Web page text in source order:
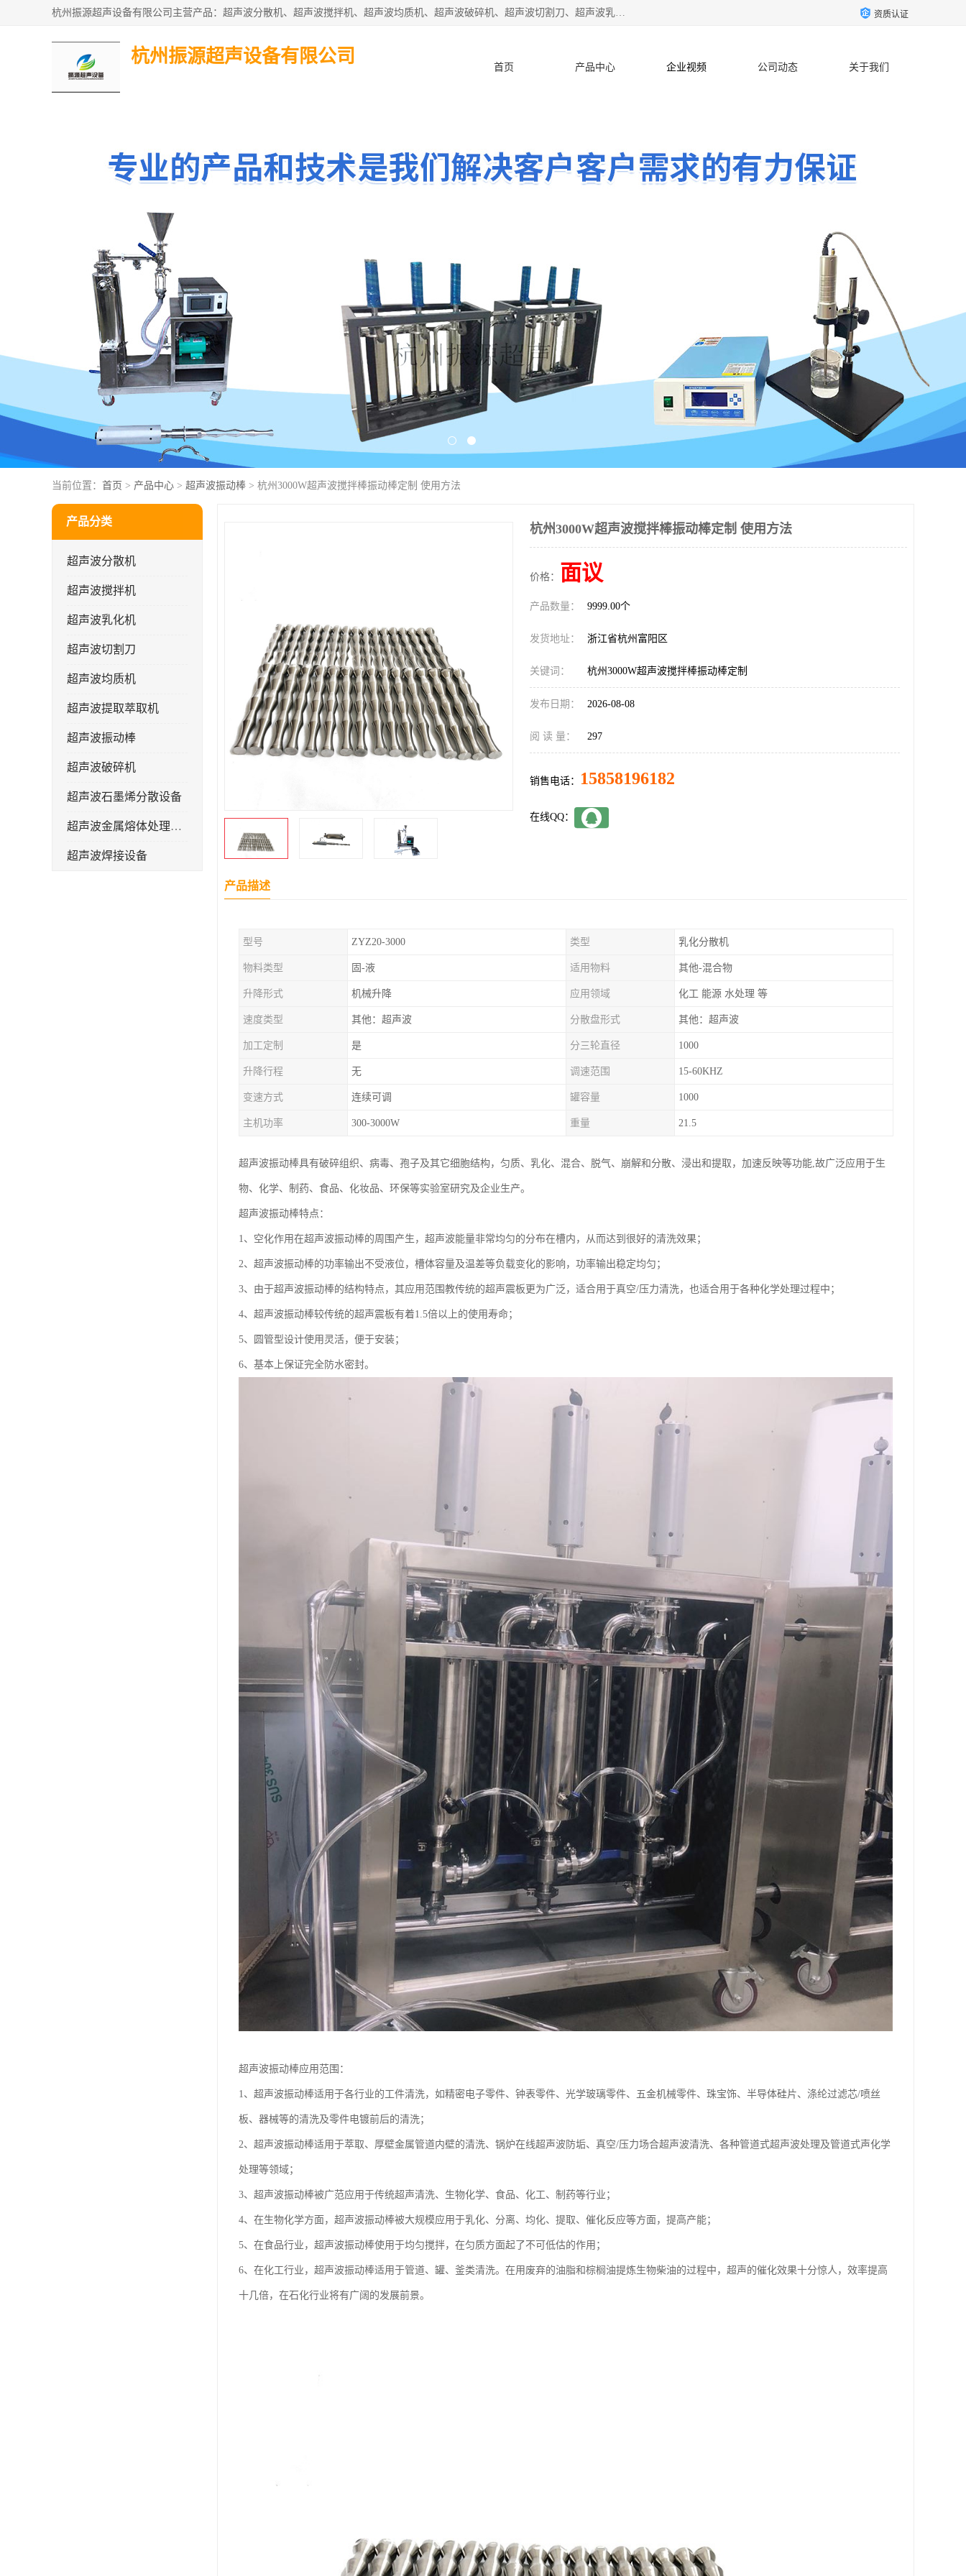
杭州振源超声设备有限公司主营产品：超声波分散机、超声波搅拌机、超声波均质机、超声波破碎机、超声波切割刀、超声波乳化机、超声波提取机、超声波振动棒等设备。秉承诚信经营、品质至上的服务宗旨，与多家企业建立了长期的合作关系。公司坚持以质量赢市场，以服务赢客户，始终以客户利益为中心。 资质认证
杭州振源超声设备有限公司
首页 产品中心 企业视频 公司动态 关于我们
当前位置： 首页 > 产品中心 > 超声波振动棒 > 杭州3000W超声波搅拌棒振动棒定制 使用方法
产品分类
超声波分散机
超声波搅拌机
超声波乳化机
超声波切割刀
超声波均质机
超声波提取萃取机
超声波振动棒
超声波破碎机
超声波石墨烯分散设备
超声波金属熔体处理设备
超声波焊接设备
杭州3000W超声波搅拌棒振动棒定制 使用方法
价格： 面议
产品数量： 9999.00个
发货地址： 浙江省杭州富阳区
关键词： 杭州3000W超声波搅拌棒振动棒定制
发布日期： 2026-08-08
阅 读 量： 297
销售电话： 15858196182
在线QQ：
产品描述
型号 ZYZ20-3000 类型 乳化分散机
物料类型 固-液 适用物料 其他-混合物
升降形式 机械升降 应用领域 化工 能源 水处理 等
速度类型 其他：超声波 分散盘形式 其他：超声波
加工定制 是 分三轮直径 1000
升降行程 无 调速范围 15-60KHZ
变速方式 连续可调 罐容量 1000
主机功率 300-3000W 重量 21.5
超声波振动棒具有破碎组织、病毒、孢子及其它细胞结构，匀质、乳化、混合、脱气、崩解和分散、浸出和提取，加速反映等功能,故广泛应用于生
物、化学、制药、食品、化妆品、环保等实验室研究及企业生产。
超声波振动棒特点：
1、空化作用在超声波振动棒的周围产生，超声波能量非常均匀的分布在槽内，从而达到很好的清洗效果；
2、超声波振动棒的功率输出不受液位，槽体容量及温差等负载变化的影响，功率输出稳定均匀；
3、由于超声波振动棒的结构特点，其应用范围教传统的超声震板更为广泛，适合用于真空/压力清洗，也适合用于各种化学处理过程中；
4、超声波振动棒较传统的超声震板有着1.5倍以上的使用寿命；
5、圆管型设计使用灵活，便于安装；
6、基本上保证完全防水密封。
超声波振动棒应用范围：
1、超声波振动棒适用于各行业的工件清洗，如精密电子零件、钟表零件、光学玻璃零件、五金机械零件、珠宝饰、半导体硅片、涤纶过滤芯/喷丝
板、器械等的清洗及零件电镀前后的清洗；
2、超声波振动棒适用于萃取、厚壁金属管道内壁的清洗、锅炉在线超声波防垢、真空/压力场合超声波清洗、各种管道式超声波处理及管道式声化学
处理等领域；
3、超声波振动棒被广范应用于传统超声清洗、生物化学、食品、化工、制药等行业；
4、在生物化学方面，超声波振动棒被大规模应用于乳化、分离、均化、提取、催化反应等方面，提高产能；
5、在食品行业，超声波振动棒使用于均匀搅拌，在匀质方面起了不可低估的作用；
6、在化工行业，超声波振动棒适用于管道、罐、釜类清洗。在用废弃的油脂和棕榈油提炼生物柴油的过程中，超声的催化效果十分惊人，效率提高
十几倍，在石化行业将有广阔的发展前景。